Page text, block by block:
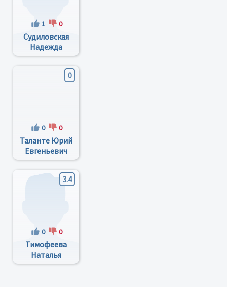
1 0
Судиловская
Надежда
Николаевна
0
0 0
Таланте Юрий
Евгеньевич
3.4
0 0
Тимофеева
Наталья
Михайловна